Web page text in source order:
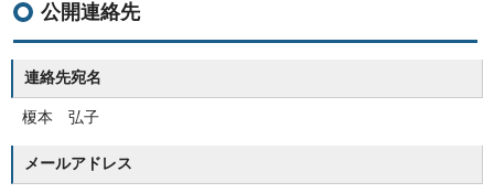
公開連絡先
連絡先宛名
榎本 弘子
メールアドレス